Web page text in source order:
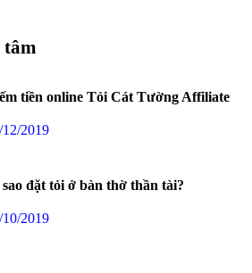
tâm
tiền online Tỏi Cát Tường Affiliate
12/2019
đặt tỏi ở bàn thờ thần tài?
10/2019